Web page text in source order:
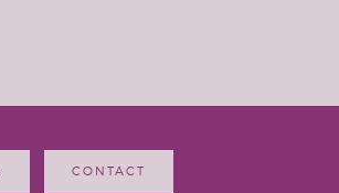
CONTACT